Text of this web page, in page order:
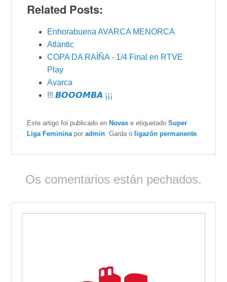
Related Posts:
Enhorabuena AVARCA MENORCA
Atlantic
COPA DA RAÍÑA - 1/4 Final en RTVE
Play
Avarca
!!! 𝘽𝙊𝙊𝙊𝙈𝘽𝘼 ¡¡¡
Este artigo foi publicado enNovas e etiquetadoSuper
Liga Feminina poradmin . Garda o ligazón permanente
Os comentarios están pechados.